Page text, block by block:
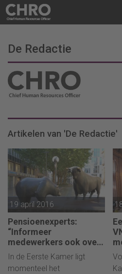
De Redactie
Artikelen van 'De Redactie'
19 april 2016
Pensioenexperts:
“Informeer
medewerkers ook over
risico’s variabel
pensioen”
In de Eerste Kamer ligt
momenteel het